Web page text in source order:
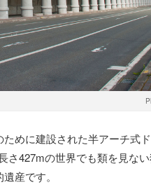
めに建設された半アーチ式
さ427mの世界でも類を見な
産です。